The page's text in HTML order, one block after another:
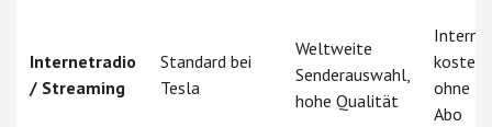
Internetradio
/ Streaming
Standard bei
Tesla
Weltweite
Senderauswahl,
hohe Qualität
ohne
Abo